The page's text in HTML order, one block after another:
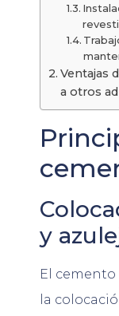
Ventajas
a otros
y
El cemento
la